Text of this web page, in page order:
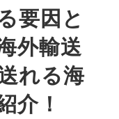
要因と
外輸送
れる海
介！